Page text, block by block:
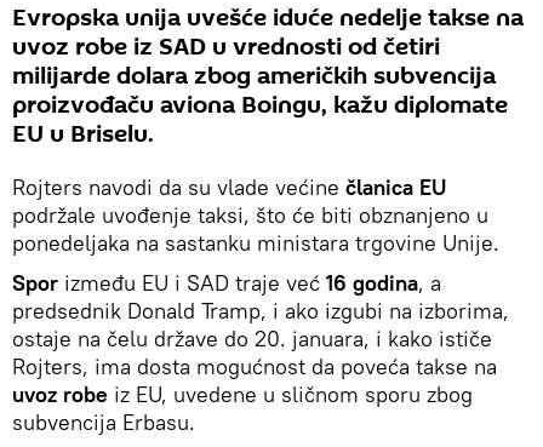
Evropska unija uvešće iduće nedelje takse na
uvoz robe iz SAD u vrednosti od četiri
milijarde dolara zbog američkih subvencija
proizvođaču aviona Boingu, kažu diplomate
EU u Briselu.
Rojters navodi da su vlade većine članica EU
podržale uvođenje taksi, što će biti obznanjeno u
ponedeljaka na sastanku ministara trgovine Unije.
Spor između EU i SAD traje već 16 godina, a
predsednik Donald Tramp, i ako izgubi na izborima,
ostaje na čelu države do 20. januara, i kako ističe
Rojters, ima dosta mogućnost da poveća takse na
uvoz robe iz EU, uvedene u sličnom sporu zbog
subvencija Erbasu.